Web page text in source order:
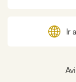
Ir